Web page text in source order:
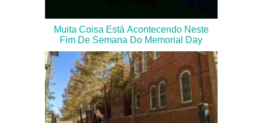
Muita Coisa Está Acontecendo Neste
Fim De Semana Do Memorial Day